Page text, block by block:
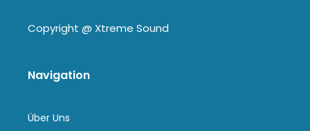
Copyright @ Xtreme Sound
Navigation
Über Uns